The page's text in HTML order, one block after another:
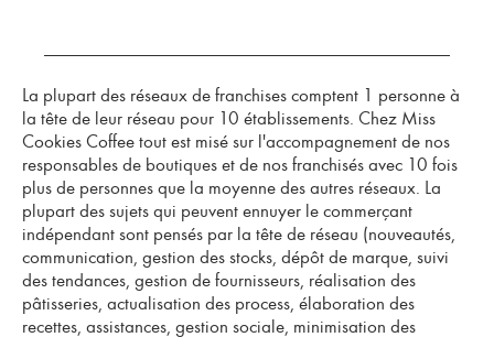
La plupart des réseaux de franchises comptent 1 personne à
la tête de leur réseau pour 10 établissements. Chez Miss
Cookies Coffee tout est misé sur l'accompagnement de nos
responsables de boutiques et de nos franchisés avec 10 fois
plus de personnes que la moyenne des autres réseaux. La
plupart des sujets qui peuvent ennuyer le commerçant
indépendant sont pensés par la tête de réseau (nouveautés,
communication, gestion des stocks, dépôt de marque, suivi
des tendances, gestion de fournisseurs, réalisation des
pâtisseries, actualisation des process, élaboration des
recettes, assistances, gestion sociale, minimisation des